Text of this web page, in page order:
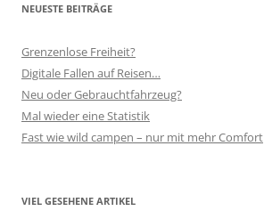
NEUESTE BEITRÄGE
Grenzenlose Freiheit?
Digitale Fallen auf Reisen…
Neu oder Gebrauchtfahrzeug?
Mal wieder eine Statistik
Fast wie wild campen – nur mit mehr Comfort
VIEL GESEHENE ARTIKEL